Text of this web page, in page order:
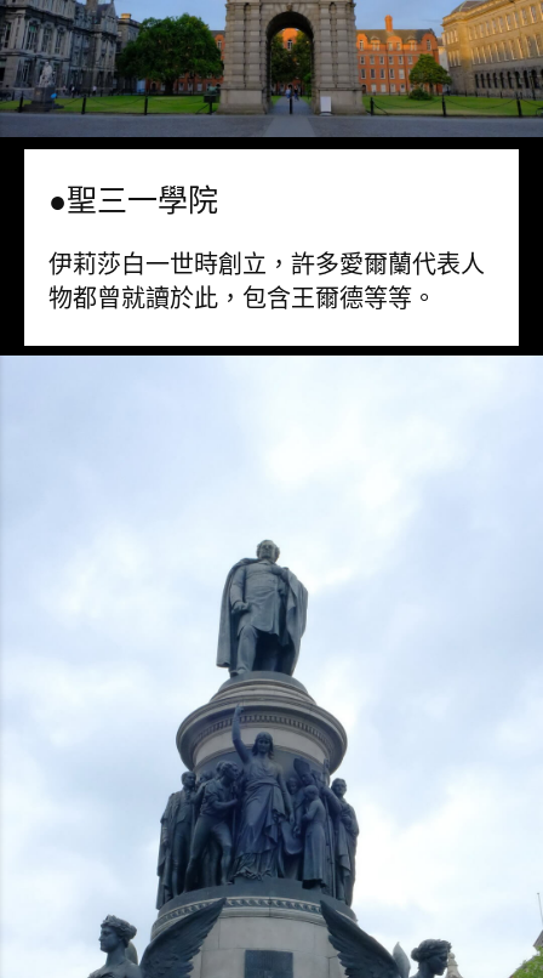
●聖三一學院
伊莉莎白一世時創立，許多愛爾蘭代表人
物都曾就讀於此，包含王爾德等等。